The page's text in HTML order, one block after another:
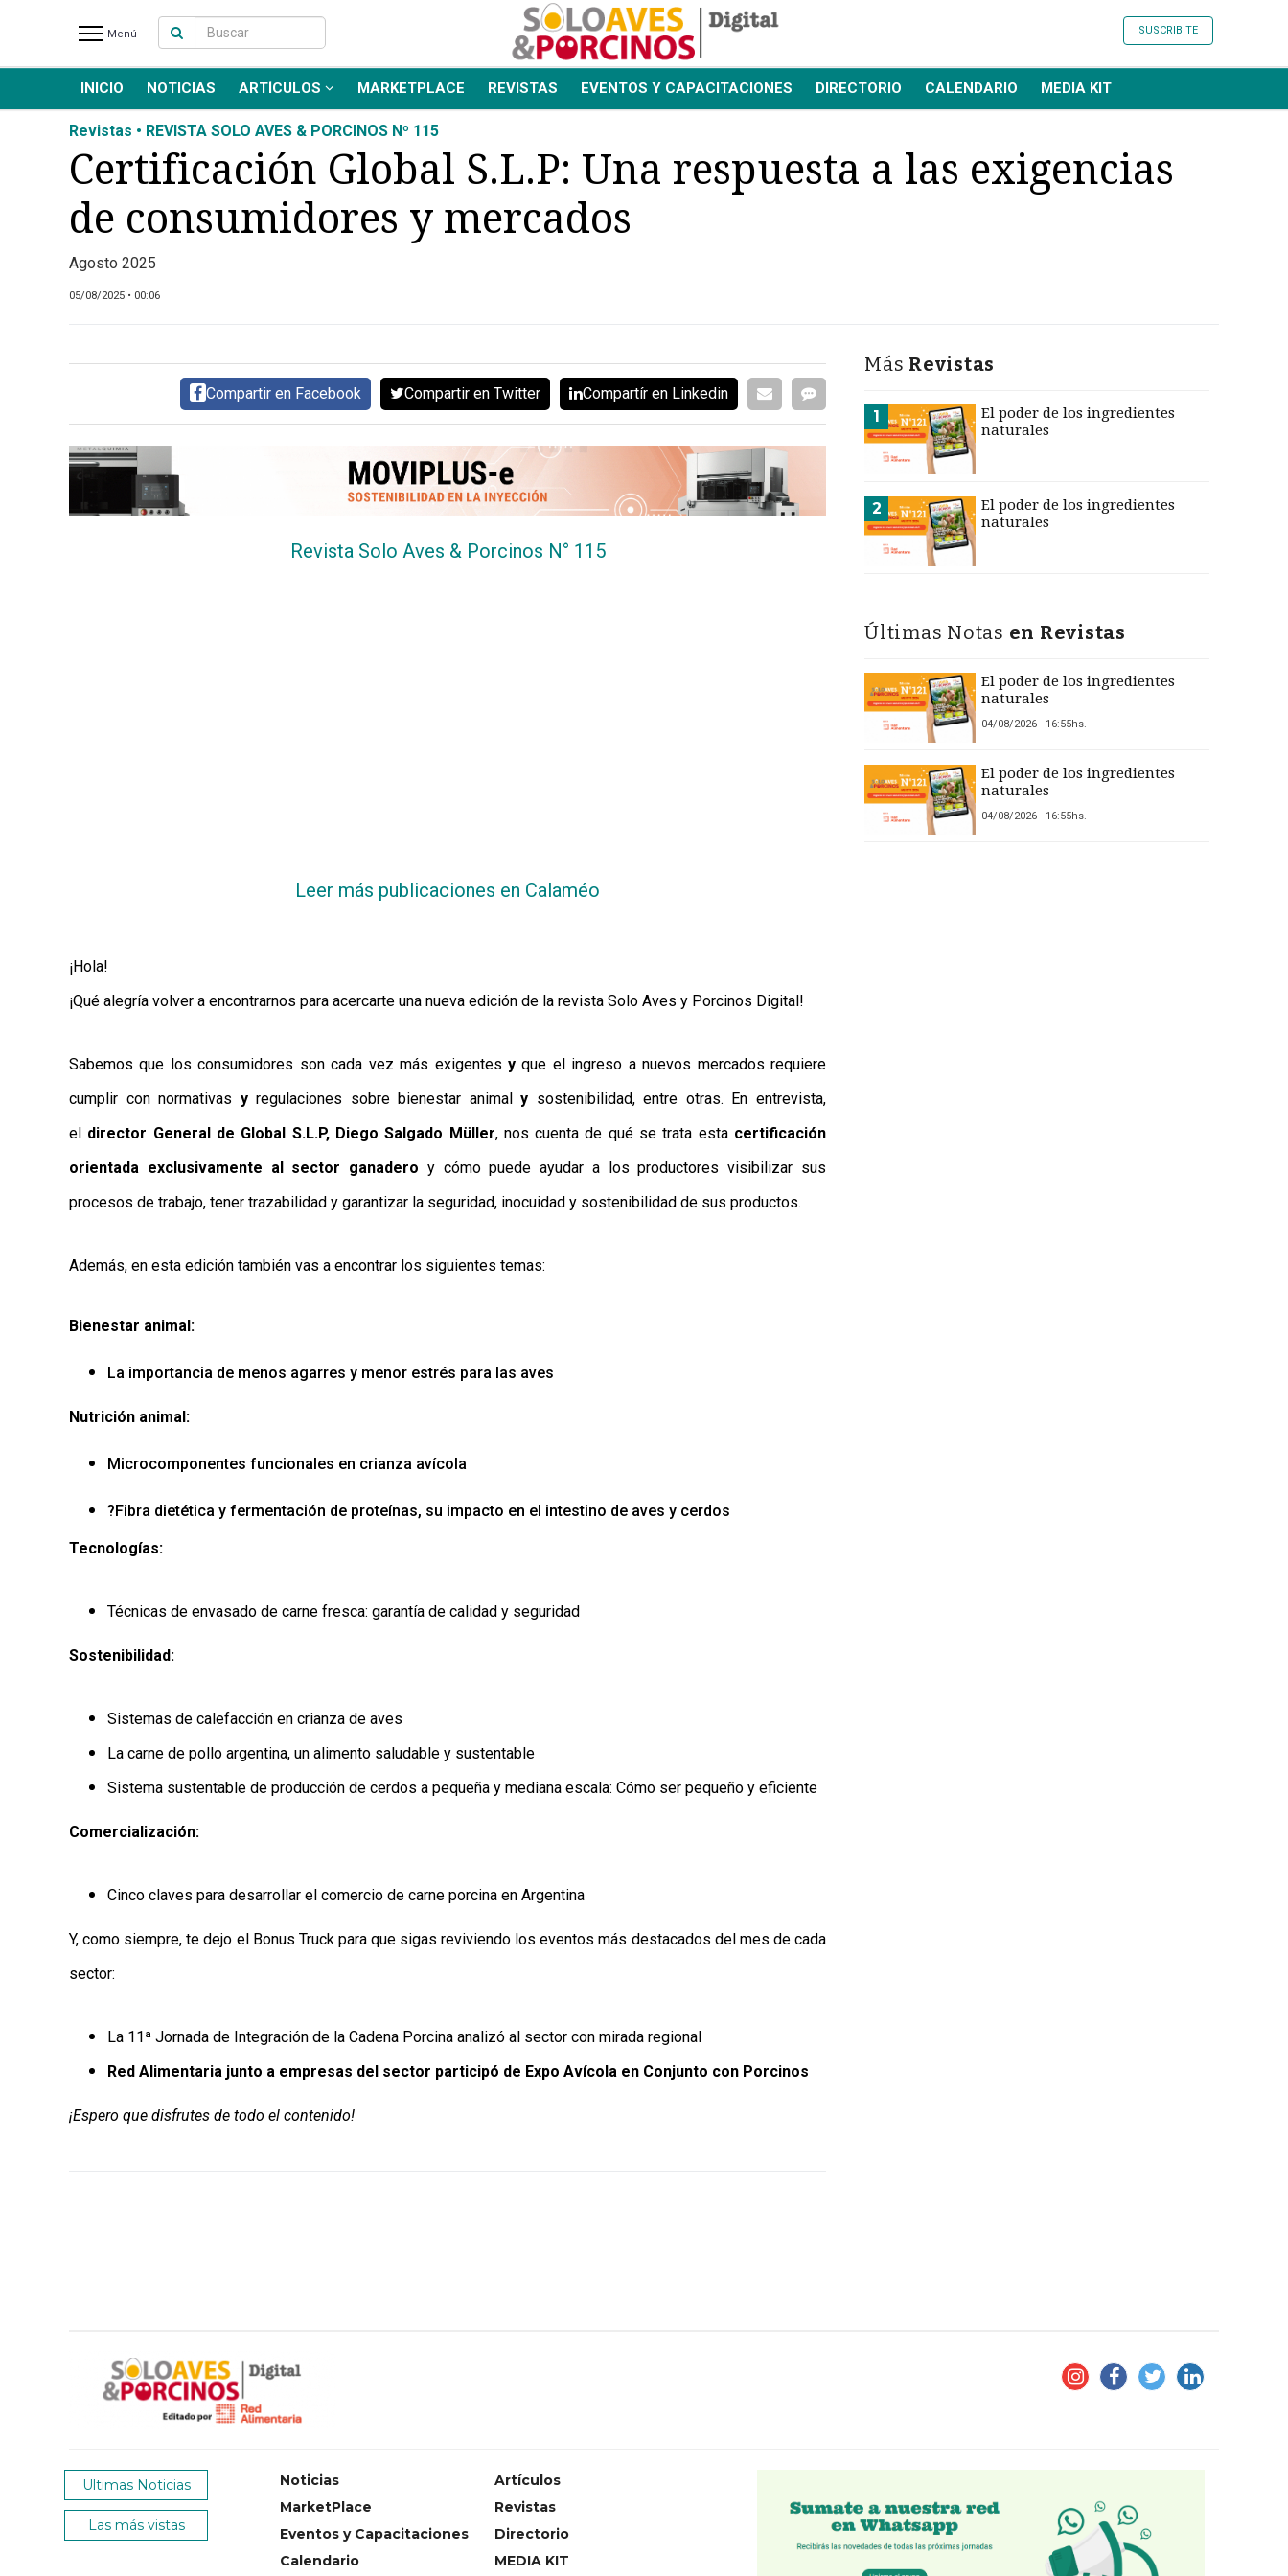
NOTICIAS RECIENTES
NOTICIAS
ARTÍCULOS
PRODUCCIÓN
PRODUCTO
NUEVOS PRODUCTOS
CALENDARIO
MEDIA KIT
Menú SUSCRIBITE
INICIO NOTICIAS ARTÍCULOS MARKETPLACE REVISTAS EVENTOS Y CAPACITACIONES DIRECTORIO CALENDARIO MEDIA KIT
Revistas • REVISTA SOLO AVES & PORCINOS Nº 115
Certificación Global S.L.P: Una respuesta a las exigencias
de consumidores y mercados
Agosto 2025
05/08/2025 • 00:06
Compartir en Facebook Compartir en Twitter Compartír en Linkedin
Revista Solo Aves & Porcinos N° 115
Leer más publicaciones en Calaméo
¡Hola!
¡Qué alegría volver a encontrarnos para acercarte una nueva edición de la revista Solo Aves y Porcinos Digital!
Sabemos que los consumidores son cada vez más exigentes yque el ingreso a nuevos mercados requiere
cumplir con normativas yregulaciones sobre bienestar animaly sostenibilidad, entre otras. En entrevista,
el director General de Global S.L.P, Diego Salgado Müller, nos cuenta de qué se trata esta certificación
orientada exclusivamente al sector ganadero y cómo puede ayudar a los productores visibilizar sus
procesos de trabajo, tener trazabilidad y garantizar la seguridad, inocuidad y sostenibilidad de sus productos.
Además, en esta edición también vas a encontrar los siguientes temas:
Bienestar animal:
La importancia de menos agarres y menor estrés para las aves
Nutrición animal:
Microcomponentes funcionales en crianza avícola
?Fibra dietética y fermentación de proteínas, su impacto en el intestino de aves y cerdos
Tecnologías:
Técnicas de envasado de carne fresca: garantía de calidad y seguridad
Sostenibilidad:
Sistemas de calefacción en crianza de aves
La carne de pollo argentina, un alimento saludable y sustentable
Sistema sustentable de producción de cerdos a pequeña y mediana escala: Cómo ser pequeño y eficiente
Comercialización:
Cinco claves para desarrollar el comercio de carne porcina en Argentina
Y, como siempre, te dejo el Bonus Truck para que sigas reviviendo los eventos más destacados del mes de cada
sector:
La 11ª Jornada de Integración de la Cadena Porcina analizó al sector con mirada regional
Red Alimentaria junto a empresas del sector participó de Expo Avícola en Conjunto con Porcinos
¡Espero que disfrutes de todo el contenido!
Más Revistas
1
El poder de los ingredientes
naturales
2
El poder de los ingredientes
naturales
Últimas Notas en Revistas
El poder de los ingredientes
naturales
04/08/2026 - 16:55hs.
El poder de los ingredientes
naturales
04/08/2026 - 16:55hs.
Ultimas Noticias
Las más vistas
Noticias
Artículos
MarketPlace
Revistas
Eventos y Capacitaciones
Directorio
Calendario
MEDIA KIT